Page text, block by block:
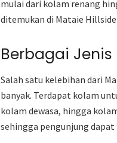
mulai dari kolam renang
ditemukan di Mataie
Berbagai Jenis
Salah satu kelebihan dari
banyak. Terdapat kolam
kolam dewasa, hingga
sehingga pengunjung